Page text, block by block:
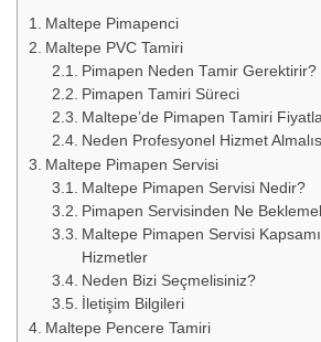
Maltepe Pimapenci
Maltepe PVC Tamiri
Pimapen Neden Tamir Gerektirir?
Pimapen Tamiri Süreci
Maltepe’de Pimapen Tamiri
Neden Profesyonel Hizmet
Maltepe Pimapen Servisi
Maltepe Pimapen Servisi Nedir?
Pimapen Servisinden Ne
Maltepe Pimapen Servisi
Hizmetler
Neden Bizi Seçmelisiniz?
İletişim Bilgileri
Maltepe Pencere Tamiri